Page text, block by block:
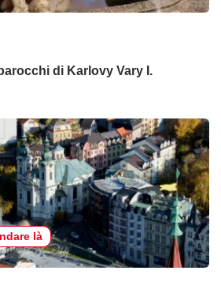
di Karlovy Vary I.
là